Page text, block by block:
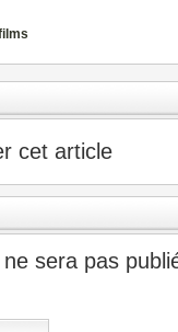
cet article
sera pas